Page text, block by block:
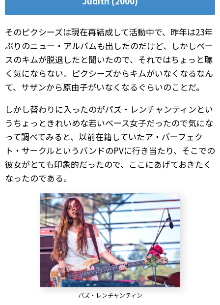
そのピクシーズは現在再結成して活動中で、昨年は23年
ぶりのニュー・アルバムも出したのだけど、しかしベー
スのキムが脱退したと聞いたので、それではちょっと聴
く気にならない。ピクシーズからキムがいなくなるなん
て、サザンから原由子がいなくなるぐらいのことだ。
しかし替わりに入ったのがパズ・レンチャンティンとい
うちょっときれいめな若いベース女子だったので気にな
って調べてみると、以前在籍していたア・パーフェク
ト・サークルというバンドのPVに行き当たり、そこでの
彼女がとても印象的だったので、ここにあげておきたく
なったのである。
パズ・レンチャンティン